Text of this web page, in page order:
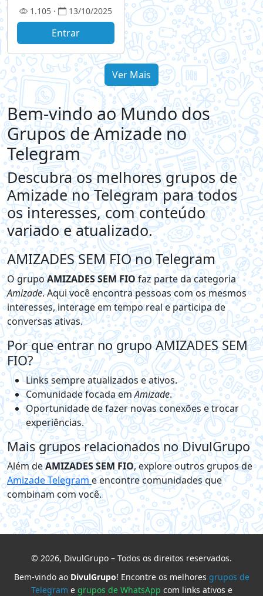
1.105 · 13/10/2025
Entrar
Ver Mais
Bem-vindo ao Mundo dos
Grupos de Amizade no
Telegram
Descubra os melhores grupos de
Amizade no Telegram para todos
os interesses, com conteúdo
variado e atualizado.
AMIZADES SEM FIO no Telegram
O grupoAMIZADES SEM FIOfaz parte da categoria
Amizade. Aqui você encontra pessoas com os mesmos
interesses, interage em tempo real e participa de
conversas ativas.
Por que entrar no grupo AMIZADES SEM
FIO?
Links sempre atualizados e ativos.
Comunidade focada emAmizade.
Oportunidade de fazer novas conexões e trocar
experiências.
Mais grupos relacionados no DivulGrupo
Além deAMIZADES SEM FIO, explore outros grupos de
Amizade Telegram e encontre comunidades que
combinam com você.
© 2026, DivulGrupo – Todos os direitos reservados.
Bem-vindo ao DivulGrupo! Encontre os melhores grupos de
Telegram e grupos de WhatsApp com links ativos e